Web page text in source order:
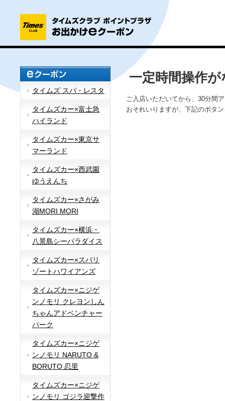
タイムズ スパ・レスタ
タイムズカー×富士急
ハイランド
タイムズカー×東京サ
マーランド
タイムズカー×西武園
ゆうえんち
タイムズカー×さがみ
湖MORI MORI
タイムズカー×横浜・
八景島シーパラダイス
タイムズカー×スパリ
ゾートハワイアンズ
タイムズカー×ニジゲ
ンノモリ クレヨンしん
ちゃんアドベンチャー
パーク
タイムズカー×ニジゲ
ンノモリ NARUTO &
BORUTO 忍里
タイムズカー×ニジゲ
ンノモリ ゴジラ迎撃作
一定時間操作
ご入店いただいてから、30分間
おそれいりますが、下記のボタ